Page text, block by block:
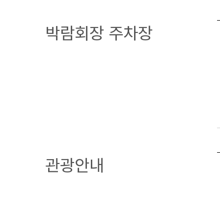
박람회장 주차장
관광안내